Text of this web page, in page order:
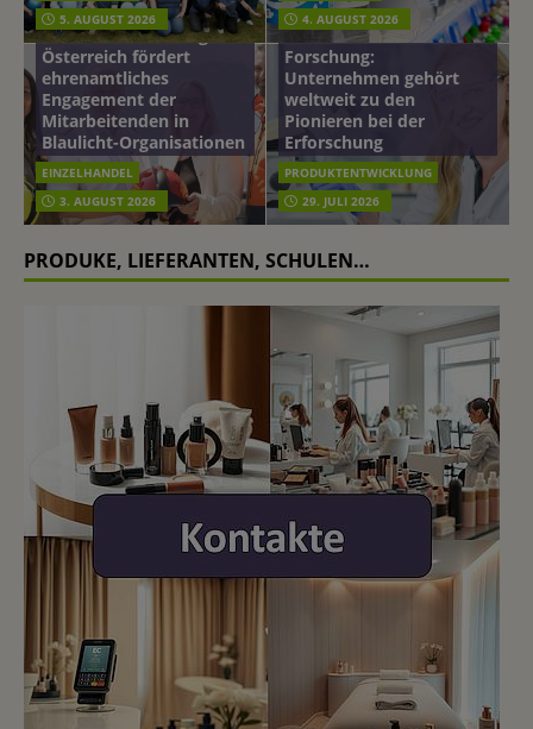
5. AUGUST 2026
4. AUGUST 2026
mehr vom leben tag: dm
Österreich fördert
ehrenamtliches
Engagement der
Mitarbeitenden in
Blaulicht-Organisationen
EINZELHANDEL
3. AUGUST 2026
Beiersdorf
Hautmikrobiom-
Forschung:
Unternehmen gehört
weltweit zu den
Pionieren bei der
Erforschung
PRODUKTENTWICKLUNG
29. JULI 2026
PRODUKE, LIEFERANTEN, SCHULEN…